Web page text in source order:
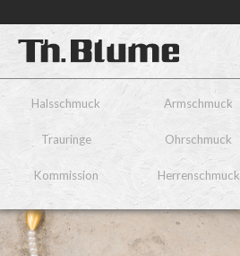
Halsschmuck Armschmuck
Trauringe Ohrschmuck
Kommission Herrenschmuck